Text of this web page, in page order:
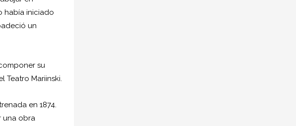
había iniciado
un
su
Teatro Mariinski.
en 1874.
una obra